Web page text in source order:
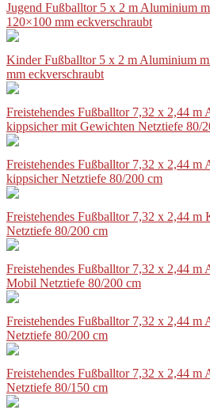
Jugend Fußballtor 5 x 2 m Aluminium
120×100 mm eckverschraubt
Kinder Fußballtor 5 x 2 m Aluminium
mm eckverschraubt
Freistehendes Fußballtor 7,32 x 2,44
kippsicher mit Gewichten Netztiefe 80/
Freistehendes Fußballtor 7,32 x 2,44
kippsicher Netztiefe 80/200 cm
Freistehendes Fußballtor 7,32 x 2,44
Netztiefe 80/200 cm
Freistehendes Fußballtor 7,32 x 2,44
Mobil Netztiefe 80/200 cm
Freistehendes Fußballtor 7,32 x 2,44
Netztiefe 80/200 cm
Freistehendes Fußballtor 7,32 x 2,44
Netztiefe 80/150 cm